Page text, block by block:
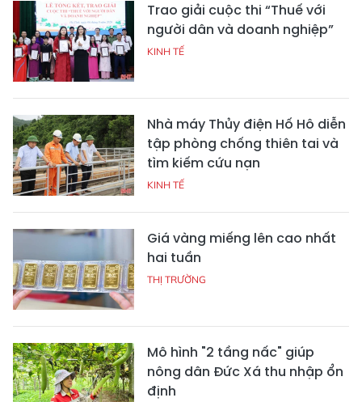
Trao giải cuộc thi “Thuế với
người dân và doanh nghiệp”
KINH TẾ
Nhà máy Thủy điện Hố Hô diễn
tập phòng chống thiên tai và
tìm kiếm cứu nạn
KINH TẾ
Giá vàng miếng lên cao nhất
hai tuần
THỊ TRƯỜNG
Mô hình "2 tầng nấc" giúp
nông dân Đức Xá thu nhập ổn
định